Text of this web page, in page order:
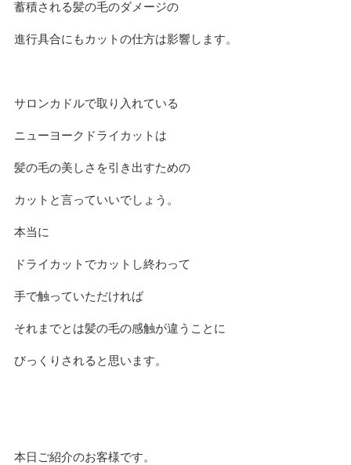
蓄積される髪の毛のダメージの
進行具合にもカットの仕方は影響します。
サロンカドルで取り入れている
ニューヨークドライカットは
髪の毛の美しさを引き出すための
カットと言っていいでしょう。
本当に
ドライカットでカットし終わって
手で触っていただければ
それまでとは髪の毛の感触が違うことに
びっくりされると思います。
本日ご紹介のお客様です。